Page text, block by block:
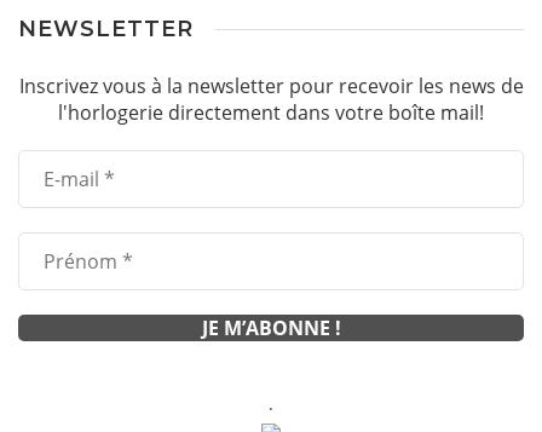
NEWSLETTER
Inscrivez vous à la newsletter pour recevoir les news de
l'horlogerie directement dans votre boîte mail!
.